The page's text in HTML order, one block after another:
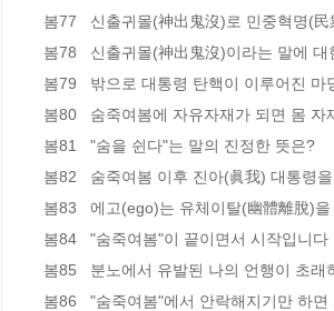
봄77   신출귀몰(神出鬼沒)로 민중혁명(
봄78   신출귀몰(神出鬼沒)이라는 말에 대
봄79   밖으로 대통령 탄핵이 이루어진
봄80   숨죽여봄에 자유자재가 되면 몸
봄81   "숨을 쉰다"는 말의 진정한 뜻은?
봄82   숨죽여봄 이후 진아(眞我) 대통령
봄83   에고(ego)는 유체이탈(幽體離脫)
봄84   "숨죽여봄"이 끝이면서 시작입니다
봄85   분노에서 유발된 나의 언행이 초
봄86   "숨죽여봄"에서 안락해지기만 하